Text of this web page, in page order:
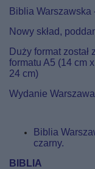
Biblia Warszawska
Nowy skład,
Duży format
formatu A5 (14 cm
24 cm)
Wydanie
Biblia
czarny.
BIBLIA